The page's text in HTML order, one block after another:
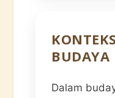
BUDAYA
Dalam